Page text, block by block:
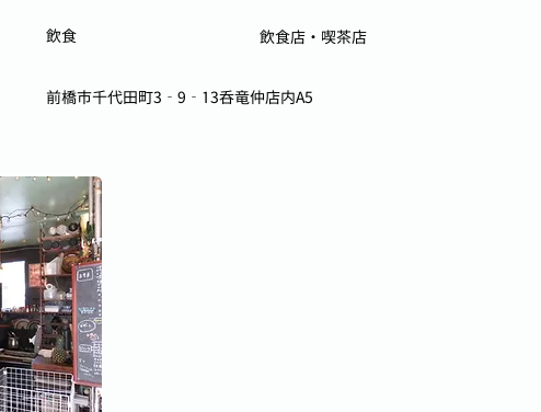
飲食 飲食店・喫茶店
前橋市千代田町3‐9‐13呑竜仲店内A5